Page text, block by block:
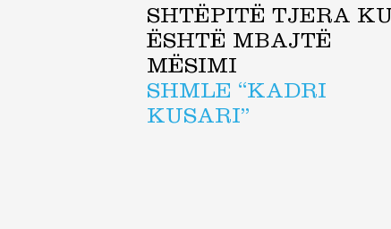
SHTËPITË TJERA KU
ËSHTË MBAJTË
MËSIMI
SHMLE “KADRI
KUSARI”